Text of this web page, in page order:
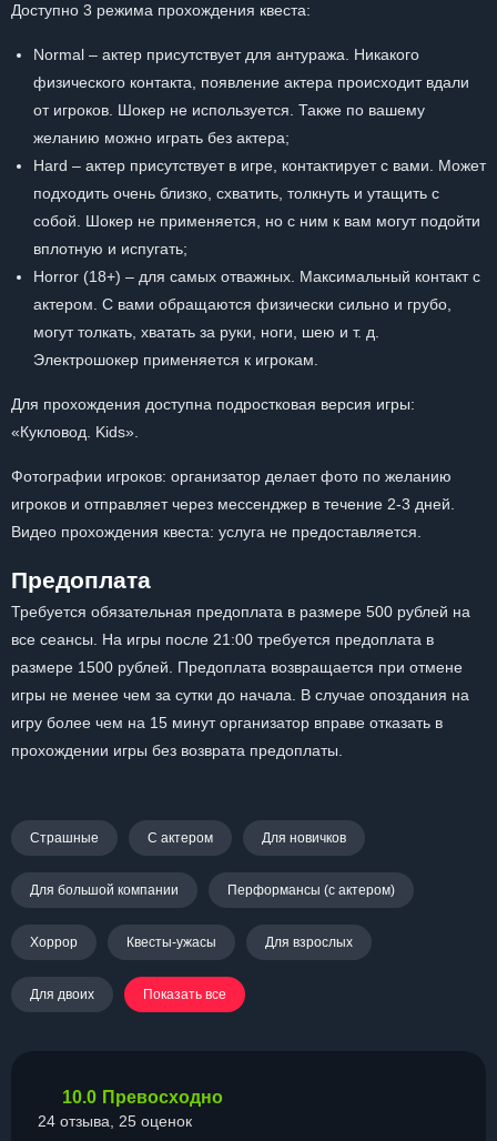
Доступно 3 режима прохождения квеста:
Normal – актер присутствует для антуража. Никакого
физического контакта, появление актера происходит вдали
от игроков. Шокер не используется. Также по вашему
желанию можно играть без актера;
Hard – актер присутствует в игре, контактирует с вами. Может
подходить очень близко, схватить, толкнуть и утащить с
собой. Шокер не применяется, но с ним к вам могут подойти
вплотную и испугать;
Horror (18+) – для самых отважных. Максимальный контакт с
актером. С вами обращаются физически сильно и грубо,
могут толкать, хватать за руки, ноги, шею и т. д.
Электрошокер применяется к игрокам.
Для прохождения доступна подростковая версия игры:
«Кукловод. Kids».
Фотографии игроков: организатор делает фото по желанию
игроков и отправляет через мессенджер в течение 2-3 дней.
Видео прохождения квеста: услуга не предоставляется.
Предоплата
Требуется обязательная предоплата в размере 500 рублей на
все сеансы. На игры после 21:00 требуется предоплата в
размере 1500 рублей. Предоплата возвращается при отмене
игры не менее чем за сутки до начала. В случае опоздания на
игру более чем на 15 минут организатор вправе отказать в
прохождении игры без возврата предоплаты.
Страшные С актером Для новичков
Для большой компании Перформансы (с актером)
Хоррор Квесты-ужасы Для взрослых
Для двоих Показать все
10.0 Превосходно
24 отзыва, 25 оценок